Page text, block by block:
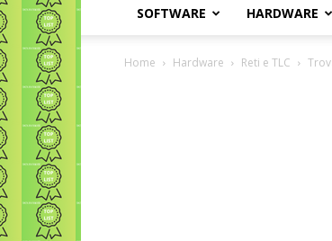
SOFTWARE HARDWARE
Home Hardware Reti e TLC